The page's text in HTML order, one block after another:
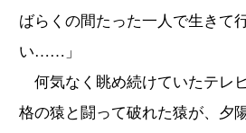
ばらくの間たった一人で生きて
い……」
何気なく眺め続けていたテレ
格の猿と闘って破れた猿が、夕